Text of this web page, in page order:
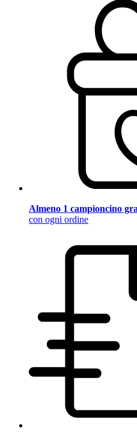
Almeno 1 campioncino
con ogni ordine